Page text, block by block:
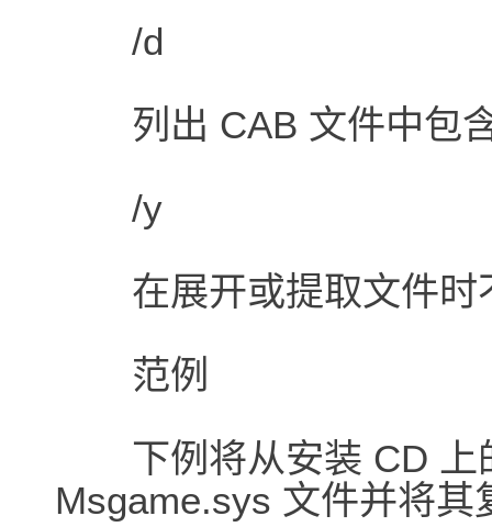
/d
列出 CAB 文件中包含
/y
在展开或提取文件时
范例
下例将从安装 CD 上
Msgame.sys 文件并将